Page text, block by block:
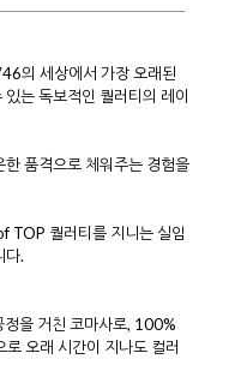
의 세상에서 가장 오래된
는 독보적인 퀄러티의 레이
품격으로 체워주는 경험을
TOP 퀄러티를 지니는 실임
다.
을 거친 코마사로, 100%
오래 시간이 지나도 컬러